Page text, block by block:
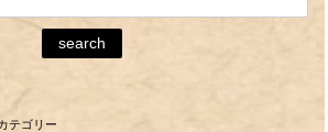
search
テゴリー